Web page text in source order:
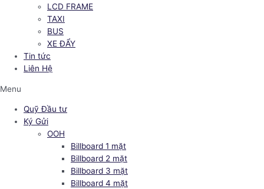
LCD FRAME
TAXI
BUS
XE ĐẨY
Tin tức
Liên Hệ
Menu
Quỹ Đầu tư
Ký Gửi
OOH
Billboard 1 mặt
Billboard 2 mặt
Billboard 3 mặt
Billboard 4 mặt